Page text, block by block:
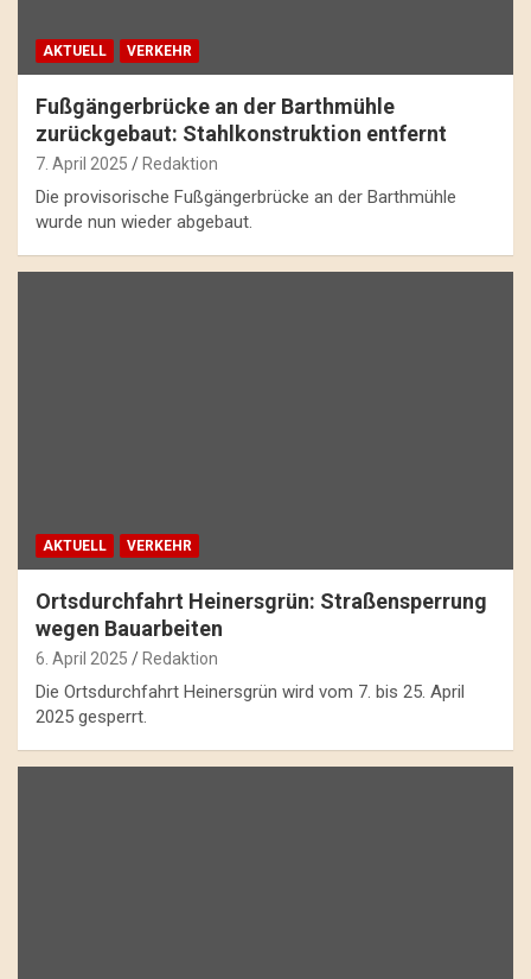
AKTUELL VERKEHR
Fußgängerbrücke an der Barthmühle
zurückgebaut: Stahlkonstruktion entfernt
7. April 2025 Redaktion
Die provisorische Fußgängerbrücke an der Barthmühle
wurde nun wieder abgebaut.
AKTUELL VERKEHR
Ortsdurchfahrt Heinersgrün: Straßensperrung
wegen Bauarbeiten
6. April 2025 Redaktion
Die Ortsdurchfahrt Heinersgrün wird vom 7. bis 25. April
2025 gesperrt.